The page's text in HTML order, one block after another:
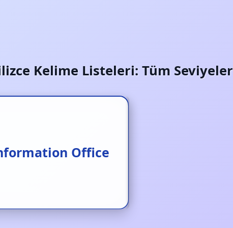
Kelime Listeleri: Tüm Seviyeler
Office
ofisi